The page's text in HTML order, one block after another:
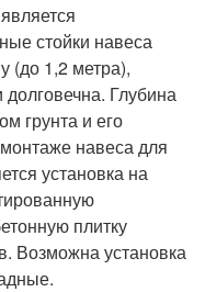
стойки навеса
(до 1,2 метра),
Глубина
грунта и его
навеса для
установка на
плитку
Возможна установка